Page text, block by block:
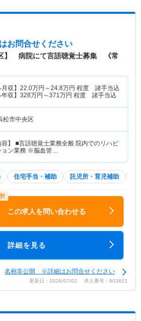
問合せください
区】 病院にて言語聴覚士募集 《常
収】 22.0万円～24.8万円 程度 諸手当込
収】 328万円～371万円 程度 諸手当込
松市中央区
■言語聴覚士業務全般 院内でのリハビ
ョン業務 ※脳血管…
住宅手当・補助 託児所・育児補助
この求人を問い合わせる
詳細を見る
名称非公開 ※詳細はお問合せください
更新日：2026/07/02 求人番号：603621